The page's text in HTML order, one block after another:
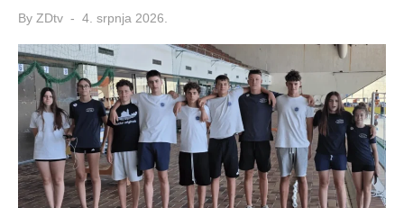
By ZDtv
Posted
4. srpnja 2026.